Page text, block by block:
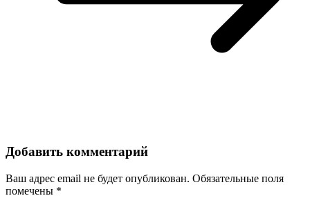
Добавить комментарий
Ваш адрес email не будет опубликован. Обязательные поля
помечены *